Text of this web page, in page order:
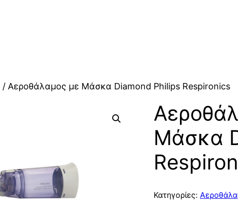
/ Αεροθάλαμος με Μάσκα Diamond Philips Respironics
Μάσκα
Κατηγορίες: